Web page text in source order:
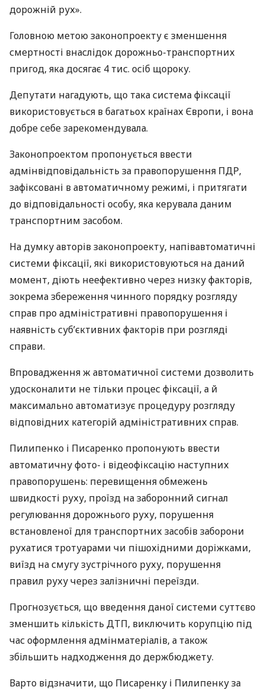
дорожній рух».
Головною метою законопроекту є зменшення
смертності внаслідок дорожньо-транспортних
пригод, яка досягає 4 тис. осіб щороку.
Депутати нагадують, що така система фіксації
використовується в багатьох країнах Європи, і вона
добре себе зарекомендувала.
Законопроектом пропонується ввести
адмінвідповідальність за правопорушення ПДР,
зафіксовані в автоматичному режимі, і притягати
до відповідальності особу, яка керувала даним
транспортним засобом.
На думку авторів законопроекту, напівавтоматичні
системи фіксації, які використовуються на даний
момент, діють неефективно через низку факторів,
зокрема збереження чинного порядку розгляду
справ про адміністративні правопорушення і
наявність суб’єктивних факторів при розгляді
справи.
Впровадження ж автоматичної системи дозволить
удосконалити не тільки процес фіксації, а й
максимально автоматизує процедуру розгляду
відповідних категорій адміністративних справ.
Пилипенко і Писаренко пропонують ввести
автоматичну фото- і відеофіксацію наступних
правопорушень: перевищення обмежень
швидкості руху, проїзд на заборонний сигнал
регулювання дорожнього руху, порушення
встановленої для транспортних засобів заборони
рухатися тротуарами чи пішохідними доріжками,
виїзд на смугу зустрічного руху, порушення
правил руху через залізничні переїзди.
Прогнозується, що введення даної системи суттєво
зменшить кількість ДТП, виключить корупцію під
час оформлення адмінматеріалів, а також
збільшить надходження до держбюджету.
Варто відзначити, що Писаренку і Пилипенку за